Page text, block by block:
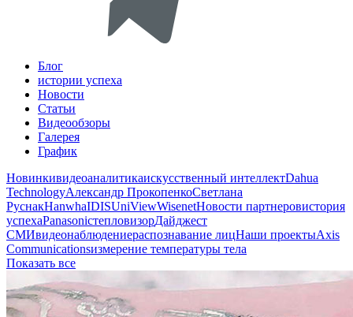
Блог
истории успеха
Новости
Статьи
Видеообзоры
Галерея
График
Новинкивидеоаналитикаискусственный интеллектDahua
TechnologyАлександр ПрокопенкоСветлана
РуснакHanwhaIDISUniViewWisenetНовости партнеровистория
успехаPanasonicтепловизорДайджест
СМИвидеонаблюдениераспознавание лицНаши проектыAxis
Communicationsизмерение температуры тела
Показать все